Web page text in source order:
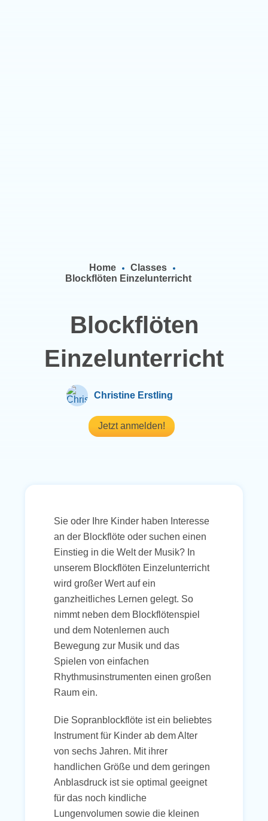
Home
Classes
Blockflöten Einzelunterricht
Blockflöten
Einzelunterricht
Christine Erstling
Jetzt anmelden!
Sie oder Ihre Kinder haben Interesse
an der Blockflöte oder suchen einen
Einstieg in die Welt der Musik? In
unserem Blockflöten Einzelunterricht
wird großer Wert auf ein
ganzheitliches Lernen gelegt. So
nimmt neben dem Blockflötenspiel
und dem Notenlernen auch
Bewegung zur Musik und das
Spielen von einfachen
Rhythmusinstrumenten einen großen
Raum ein.
Die Sopranblockflöte ist ein beliebtes
Instrument für Kinder ab dem Alter
von sechs Jahren. Mit ihrer
handlichen Größe und dem geringen
Anblasdruck ist sie optimal geeignet
für das noch kindliche
Lungenvolumen sowie die kleinen